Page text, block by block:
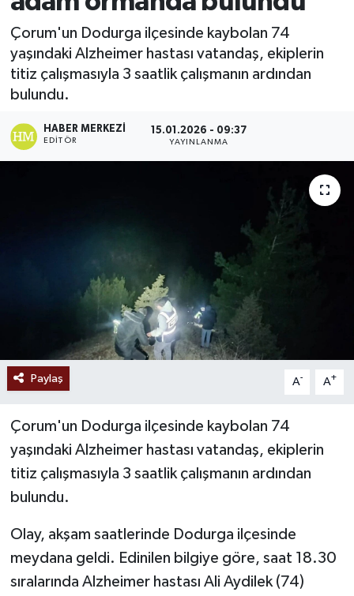
Çorum'un Dodurga ilçesinde kaybolan 74
yaşındaki Alzheimer hastası vatandaş, ekiplerin
titiz çalışmasıyla 3 saatlik çalışmanın ardından
bulundu.
HABER MERKEZI
EDITÖR
15.01.2026 - 09:37
YAYINLANMA
Paylaş A- A+
Çorum'un Dodurga ilçesinde kaybolan 74
yaşındaki Alzheimer hastası vatandaş, ekiplerin
titiz çalışmasıyla 3 saatlik çalışmanın ardından
bulundu.
Olay, akşam saatlerinde Dodurga ilçesinde
meydana geldi. Edinilen bilgiye göre, saat 18.30
sıralarında Alzheimer hastası Ali Aydilek (74)
Ekonomi
Sağlık